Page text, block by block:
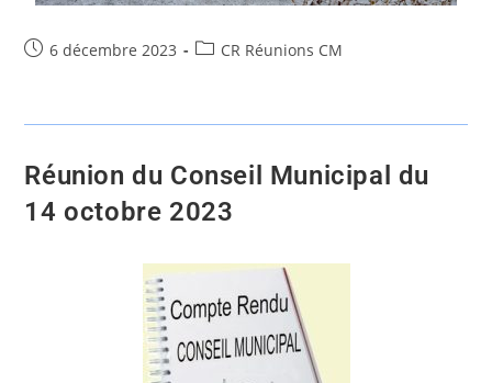
6 décembre 2023 CR Réunions CM
Réunion du Conseil Municipal du
14 octobre 2023